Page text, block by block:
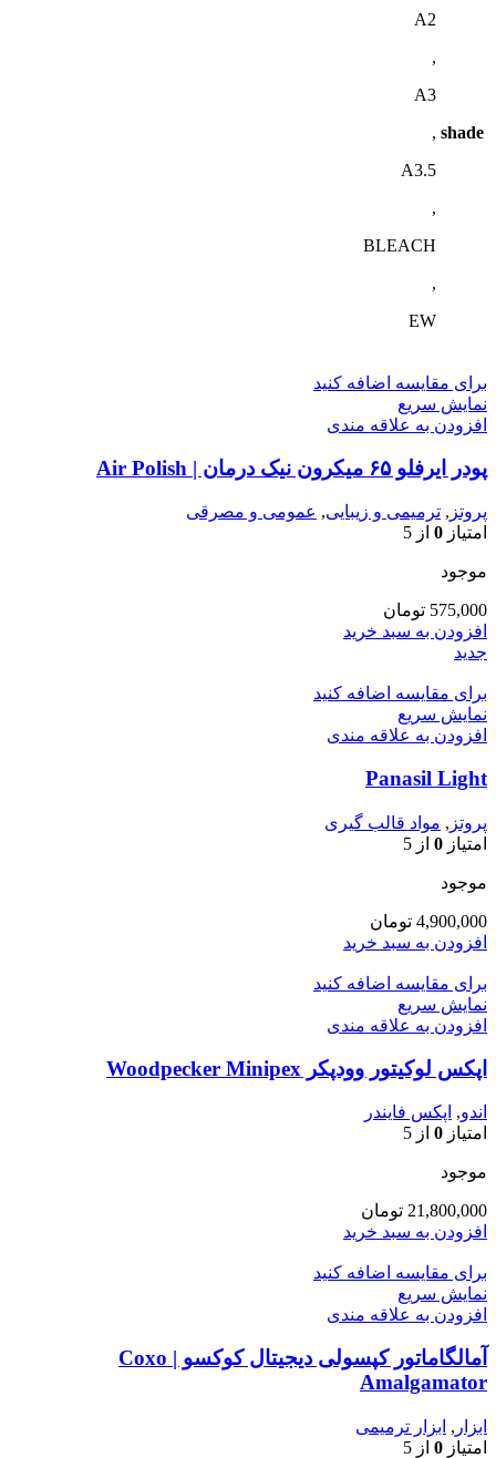
shade
A2
,
A3
,
A3.5
,
BLEACH
,
EW
برای مقایسه اضافه کنید
نمایش سریع
افزودن به علاقه مندی
پودر ایرفلو ۶۵ میکرون نیک درمان | Air Polish
پروتز , ترمیمی و زیبایی, عمومی و مصرقی
امتیاز 0 از 5
موجود
575,000 تومان
افزودن به سبد خرید
جدید
برای مقایسه اضافه کنید
نمایش سریع
افزودن به علاقه مندی
Panasil Light
پروتز , مواد قالب گیری
امتیاز 0 از 5
موجود
4,900,000 تومان
افزودن به سبد خرید
برای مقایسه اضافه کنید
نمایش سریع
افزودن به علاقه مندی
اپکس لوکیتور وودپکر Woodpecker Minipex
اندو, اپکس فایندر
امتیاز 0 از 5
موجود
21,800,000 تومان
افزودن به سبد خرید
برای مقایسه اضافه کنید
نمایش سریع
افزودن به علاقه مندی
آمالگاماتور کپسولی دیجیتال کوکسو | Coxo
Amalgamator
ابزار , ابزار ترمیمی
امتیاز 0 از 5